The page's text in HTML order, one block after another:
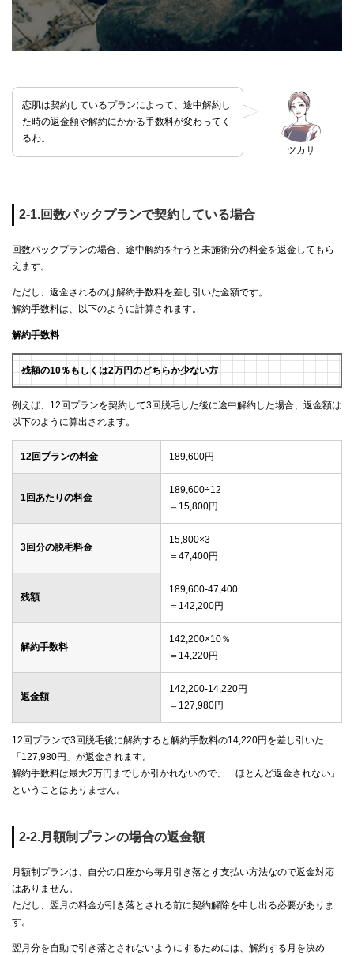
ツカサ
恋肌は契約しているプランによって、途中解約し
た時の返金額や解約にかかる手数料が変わってく
るわ。
2-1.回数パックプランで契約している場合
回数パックプランの場合、途中解約を行うと未施術分の料金を返金してもら
えます。
ただし、返金されるのは解約手数料を差し引いた金額です。
解約手数料は、以下のように計算されます。
解約手数料
残額の10％もしくは2万円のどちらか少ない方
例えば、12回プランを契約して3回脱毛した後に途中解約した場合、返金額は
以下のように算出されます。
12回プランの料金 189,600円
1回あたりの料金
189,600÷12
＝15,800円
3回分の脱毛料金
15,800×3
＝47,400円
残額
189,600-47,400
＝142,200円
解約手数料
142,200×10％
＝14,220円
返金額
142,200-14,220円
＝127,980円
12回プランで3回脱毛後に解約すると解約手数料の14,220円を差し引いた
「127,980円」が返金されます。
解約手数料は最大2万円までしか引かれないので、「ほとんど返金されない」
ということはありません。
2-2.月額制プランの場合の返金額
月額制プランは、自分の口座から毎月引き落とす支払い方法なので返金対応
はありません。
ただし、翌月の料金が引き落とされる前に契約解除を申し出る必要がありま
す。
翌月分を自動で引き落とされないようにするためには、解約する月を決め